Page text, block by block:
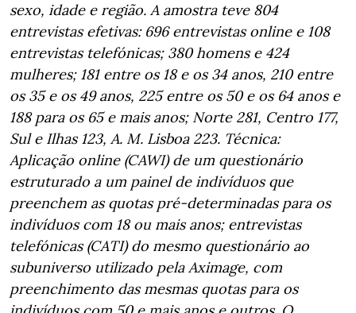
sexo, idade e região. A amostra teve 804
entrevistas efetivas: 696 entrevistas online e 108
entrevistas telefónicas; 380 homens e 424
mulheres; 181 entre os 18 e os 34 anos, 210 entre
os 35 e os 49 anos, 225 entre os 50 e os 64 anos e
188 para os 65 e mais anos; Norte 281, Centro 177,
Sul e Ilhas 123, A. M. Lisboa 223. Técnica:
Aplicação online (CAWI) de um questionário
estruturado a um painel de indivíduos que
preenchem as quotas pré-determinadas para os
indivíduos com 18 ou mais anos; entrevistas
telefónicas (CATI) do mesmo questionário ao
subuniverso utilizado pela Aximage, com
preenchimento das mesmas quotas para os